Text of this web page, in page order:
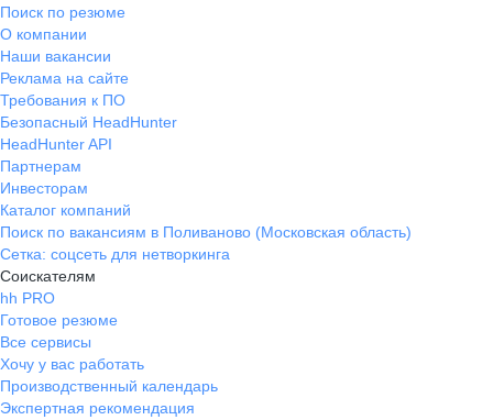
Поиск по резюме
О компании
Наши вакансии
Реклама на сайте
Требования к ПО
Безопасный HeadHunter
HeadHunter API
Партнерам
Инвесторам
Каталог компаний
Поиск по вакансиям в Поливаново (Московская область)
Сетка: соцсеть для нетворкинга
Соискателям
hh PRO
Готовое резюме
Все сервисы
Хочу у вас работать
Производственный календарь
Экспертная рекомендация